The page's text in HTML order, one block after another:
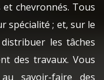
chevronnés. Tous
spécialité ; et, sur le
les tâches
des travaux. Vous
savoir-faire des